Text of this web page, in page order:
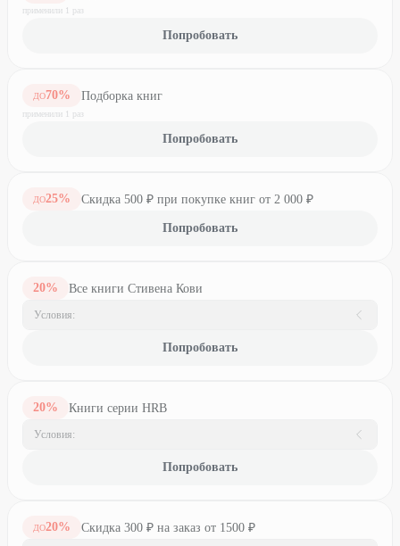
применили 1 раз
Попробовать
ДО70% Подборка книг
применили 1 раз
Попробовать
ДО25% Скидка 500 ₽ при покупке книг от 2 000 ₽
Попробовать
20% Все книги Стивена Кови
Условия:
Попробовать
20% Книги серии HRB
Условия:
Попробовать
ДО20% Скидка 300 ₽ на заказ от 1500 ₽